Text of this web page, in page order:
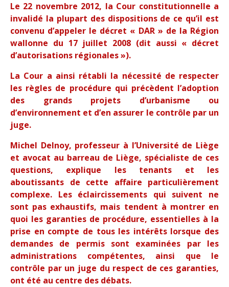
Le 22 novembre 2012, la Cour constitutionnelle a
invalidé la plupart des dispositions de ce qu’il est
convenu d’appeler le décret « DAR » de la Région
wallonne du 17 juillet 2008 (dit aussi « décret
d’autorisations régionales »).
La Cour a ainsi rétabli la nécessité de respecter
les règles de procédure qui précèdent l’adoption
des grands projets d’urbanisme ou
d’environnement et d’en assurer le contrôle par un
juge.
Michel Delnoy, professeur à l’Université de Liège
et avocat au barreau de Liège, spécialiste de ces
questions, explique les tenants et les
aboutissants de cette affaire particulièrement
complexe. Les éclaircissements qui suivent ne
sont pas exhaustifs, mais tendent à montrer en
quoi les garanties de procédure, essentielles à la
prise en compte de tous les intérêts lorsque des
demandes de permis sont examinées par les
administrations compétentes, ainsi que le
contrôle par un juge du respect de ces garanties,
ont été au centre des débats.